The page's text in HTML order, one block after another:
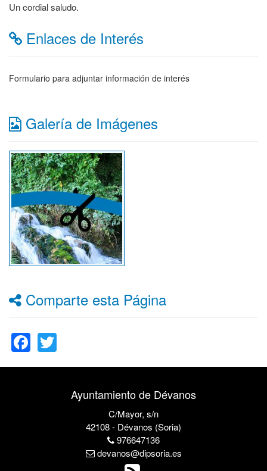
Un cordial saludo.
Enlaces de Interés
Formulario para adjuntar información de interés
Galería de Imágenes
Comparte esta Página
Facebook
Ayuntamiento de Dévanos
C/Mayor, s/n
42108 - Dévanos (Soria)
976647136
devanos@dipsoria.es